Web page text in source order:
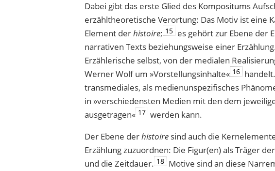
Dabei gibt das erste Glied des Kompositums
erzähltheoretische Verortung: Das Motiv ist eine
Element derhistoire; 15 es gehört zur Ebene der
narrativen Texts beziehungsweise einer
Erzählerische selbst, von der medialen
Werner Wolf um »Vorstellungsinhalte« 16
transmediales, als medienunspezifisches
in »verschiedensten Medien mit den dem
ausgetragen« 17 werden kann.
Der Ebene derhistoire sind auch die
Erzählung zuzuordnen: Die Figur(en) als Träger
und die Zeitdauer. 18 Motive sind an diese